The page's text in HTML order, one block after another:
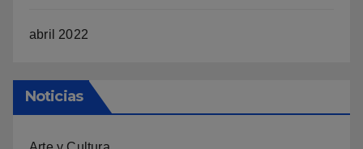
abril 2022
Noticias